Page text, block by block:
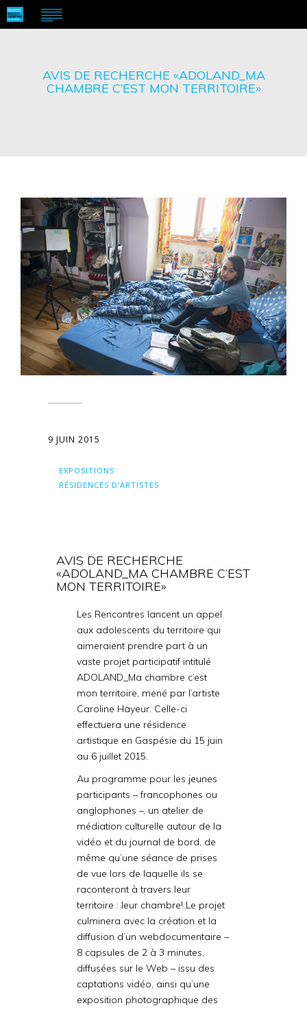
AVIS DE RECHERCHE «ADOLAND_MA
CHAMBRE C’EST MON TERRITOIRE»
9 JUIN 2015
EXPOSITIONS
RÉSIDENCES D'ARTISTES
AVIS DE RECHERCHE
«ADOLAND_MA CHAMBRE C’EST
MON TERRITOIRE»
Les Rencontres lancent un appel
aux adolescents du territoire qui
aimeraient prendre part à un
vaste projet participatif intitulé
ADOLAND_Ma chambre c’est
mon territoire, mené par l’artiste
Caroline Hayeur. Celle-ci
effectuera une résidence
artistique en Gaspésie du 15 juin
au 6 juillet 2015.
Au programme pour les jeunes
participants – francophones ou
anglophones –, un atelier de
médiation culturelle autour de la
vidéo et du journal de bord, de
même qu’une séance de prises
de vue lors de laquelle ils se
raconteront à travers leur
territoire : leur chambre! Le projet
culminera avec la création et la
diffusion d’un webdocumentaire –
8 capsules de 2 à 3 minutes,
diffusées sur le Web – issu des
captations vidéo, ainsi qu’une
exposition photographique des